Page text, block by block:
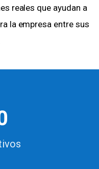
reales que ayudan a
la empresa entre sus